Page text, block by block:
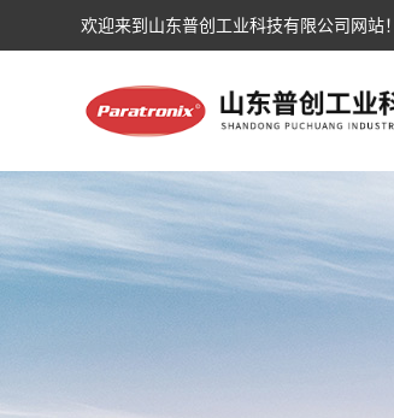
欢迎来到山东普创工业科技有限公司网站！